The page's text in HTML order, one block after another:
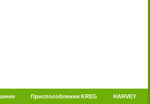
Приспособления KREG HARVEY